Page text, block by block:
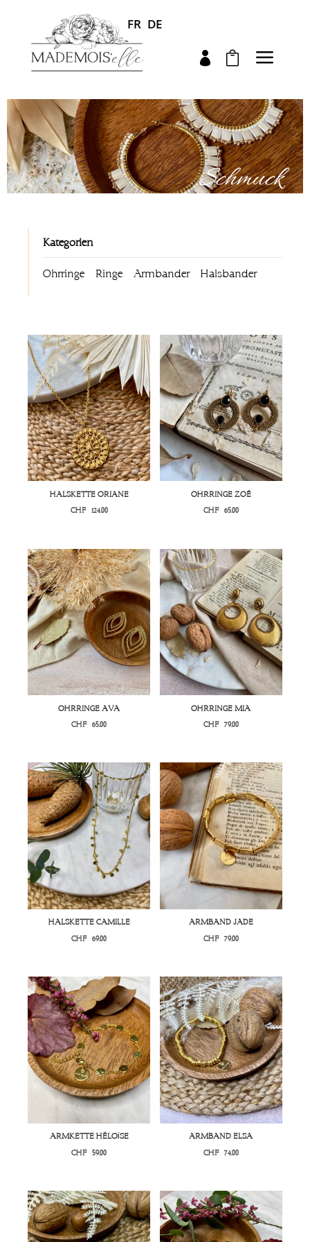
FR DE
  a
Schmuck
Kategorien
Ohrringe Ringe Armbander Halsbander
HALSKETTE ORIANE
CHF 124.00
OHRRINGE ZOÉ
CHF 65.00
OHRRINGE AVA
CHF 65.00
OHRRINGE MIA
CHF 79.00
HALSKETTE CAMILLE
CHF 69.00
ARMBAND JADE
CHF 79.00
ARMKETTE HÉLOÏSE
CHF 59.00
ARMBAND ELSA
CHF 74.00